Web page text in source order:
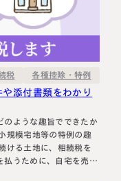
税 各種控除・特例
添付書類をわかり
のような趣旨でできたか
払うために、自宅を売却